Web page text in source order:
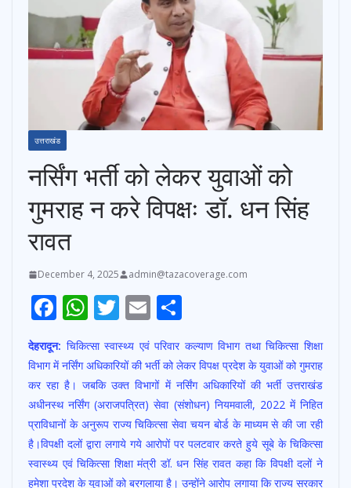
उत्तराखंड
नर्सिंग भर्ती को लेकर युवाओं को
गुमराह न करे विपक्षः डॉ. धन सिंह
रावत
December 4, 2025 admin@tazacoverage.com
F
ac
e
b
o
o
k
W
at
s
A
p
p
T
itt
er
E
m
ai
l
ar
e
देहरादून: चिकित्सा स्वास्थ्य एवं परिवार कल्याण विभाग तथा चिकित्सा शिक्षा
विभाग में नर्सिंग अधिकारियों की भर्ती को लेकर विपक्ष प्रदेश के युवाओं को गुमराह
कर रहा है। जबकि उक्त विभागों में नर्सिंग अधिकारियों की भर्ती उत्तराखंड
अधीनस्थ नर्सिंग (अराजपत्रित) सेवा (संशोधन) नियमवाली, 2022 में निहित
प्राविधानों के अनुरूप राज्य चिकित्सा सेवा चयन बोर्ड के माध्यम से की जा रही
है।विपक्षी दलों द्वारा लगाये गये आरोपों पर पलटवार करते हुये सूबे के चिकित्सा
स्वास्थ्य एवं चिकित्सा शिक्षा मंत्री डॉ. धन सिंह रावत कहा कि विपक्षी दलों ने
हमेशा प्रदेश के युवाओं को बरगलाया है। उन्होंने आरोप लगाया कि राज्य सरकार